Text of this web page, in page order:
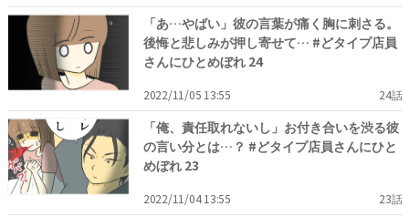
「あ…やばい」彼の言葉が痛く胸に刺さる。
後悔と悲しみが押し寄せて… #どタイプ店員
さんにひとめぼれ 24
2022/11/05 13:55 24話
「俺、責任取れないし」お付き合いを渋る彼
の言い分とは…？ #どタイプ店員さんにひと
めぼれ 23
2022/11/04 13:55 23話